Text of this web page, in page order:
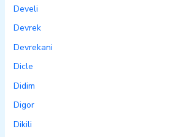
Develi
Devrek
Devrekani
Dicle
Didim
Digor
Dikili